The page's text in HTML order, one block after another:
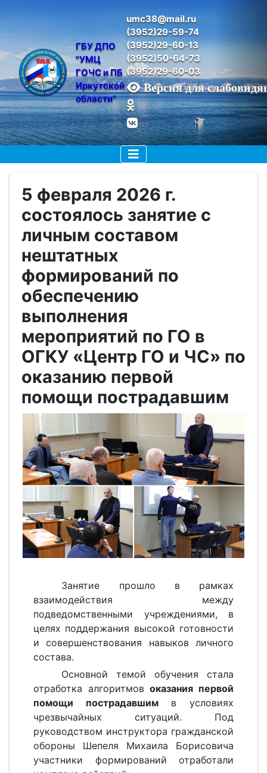
ГБУ ДПО
"УМЦ
ГОЧС и ПБ
Иркутской
области"
umc38@mail.ru
(3952)29-59-74
(3952)29-60-13
(3952)50-64-73
(3952)29-60-03
Версия для
5 февраля 2026 г.
состоялось занятие с
личным составом
нештатных
формирований по
обеспечению
выполнения
мероприятий по ГО в
ОГКУ «Центр ГО и ЧС» по
оказанию первой
помощи пострадавшим
Занятие прошло в рамках
взаимодействия между
подведомственными учреждениями, в
целях поддержания высокой готовности
и совершенствования навыков личного
состава.
Основной темой обучения стала
отработка алгоритмов оказания первой
помощи пострадавшим в условиях
чрезвычайных ситуаций. Под
руководством инструктора гражданской
обороны Шепеля Михаила Борисовича
участники формирований отработали